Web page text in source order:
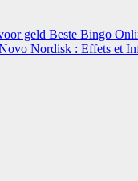
geld Beste Bingo
Nordisk : Effets et